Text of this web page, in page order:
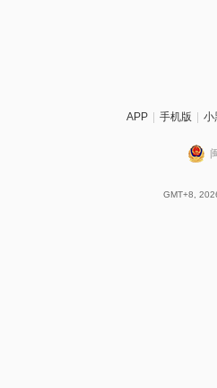
APP 手机版 小
GMT+8,